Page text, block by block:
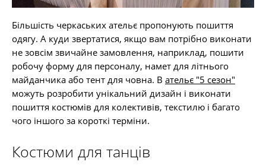
Більшість черкаських ательє пропонують пошиття
одягу. А куди звертатися, якщо вам потрібно виконати
не зовсім звичайне замовлення, наприклад, пошити
робочу форму для персоналу, намет для літнього
майданчика або тент для човна. В ательє "5 сезон"
можуть розробити унікальний дизайн і виконати
пошиття костюмів для колективів, текстилю і багато
чого іншого за короткі терміни.
Костюми для танців